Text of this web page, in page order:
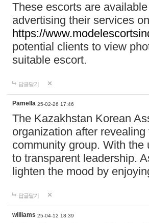
These escorts are
advertising their services
https://
potential clients to view
suitable escort.
답글달기
Pamella 25-02-26 17:46
The Kazakhstan Korean
organization after
community group. With
to transparent leadership.
lighten the mood by
답글달기
williams 25-04-12 18:39